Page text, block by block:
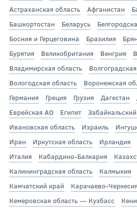
Астраханская область
Афганистан
Башкортостан
Беларусь
Босния и Герцеговина
Бразилия
Бурятия
Великобритания Венгрия
Владимирская область
Вологодская область
Воронежская
Германия
Греция Грузия Дагестан
Еврейская АО
Египет
Ивановская область
Израиль
Иран
Иркутская область Ирландия
Италия
Кабардино-Балкария
Калининградская область
Калмыкия
Камчатский край
Карачаево-Черкесия
Кемеровская область — Кузбасс